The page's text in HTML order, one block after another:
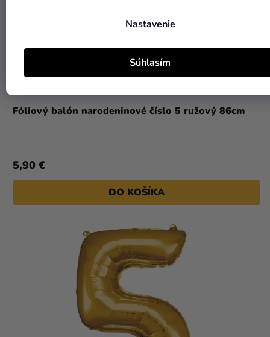
Nastavenie
Súhlasím
Fóliový balón narodeninové číslo 5 ružový 86cm
5,90 €
DO KOŠÍKA